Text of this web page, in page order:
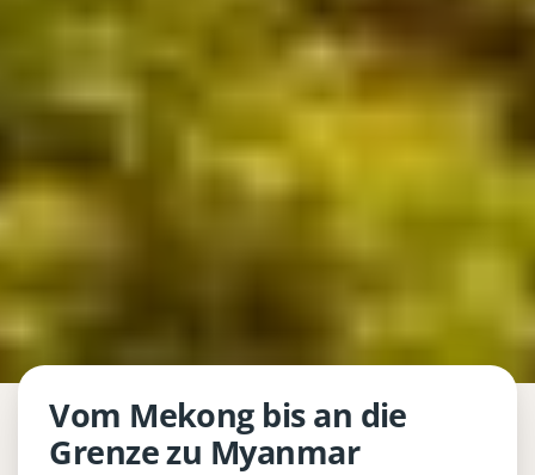
Vom Mekong bis an die
Grenze zu Myanmar